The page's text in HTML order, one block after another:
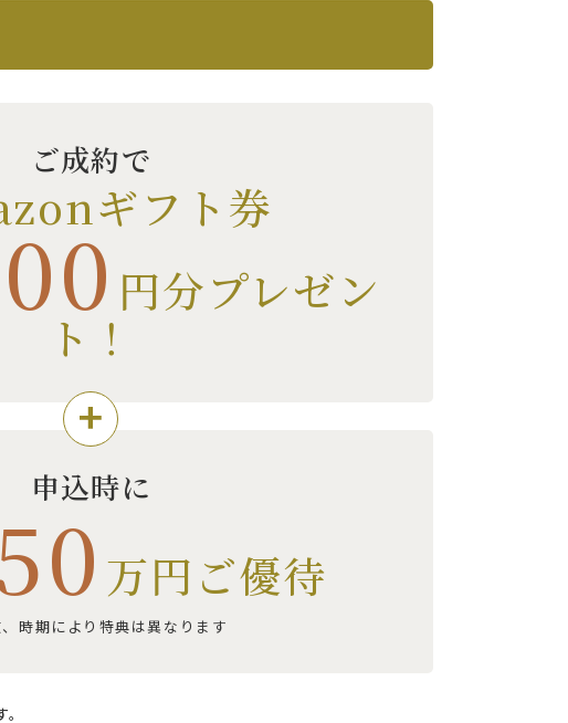
ご成約で
ギフト券
円分プレゼン
ト！
申込時に
万円ご優待
時期により特典は異なります